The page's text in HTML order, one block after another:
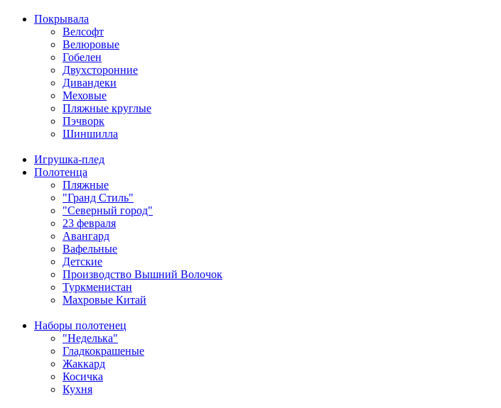
Покрывала
Велсофт
Велюровые
Гобелен
Двухсторонние
Дивандеки
Меховые
Пляжные круглые
Пэчворк
Шиншилла
Игрушка-плед
Полотенца
Пляжные
"Гранд Стиль"
"Северный город"
23 февраля
Авангард
Вафельные
Детские
Производство Вышний Волочок
Туркменистан
Махровые Китай
Наборы полотенец
"Неделька"
Гладкокрашеные
Жаккард
Косичка
Кухня